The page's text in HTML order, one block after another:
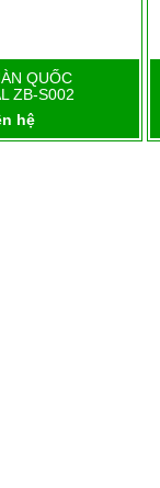
Chi tiết
QUỐC
ZB-S002
hệ